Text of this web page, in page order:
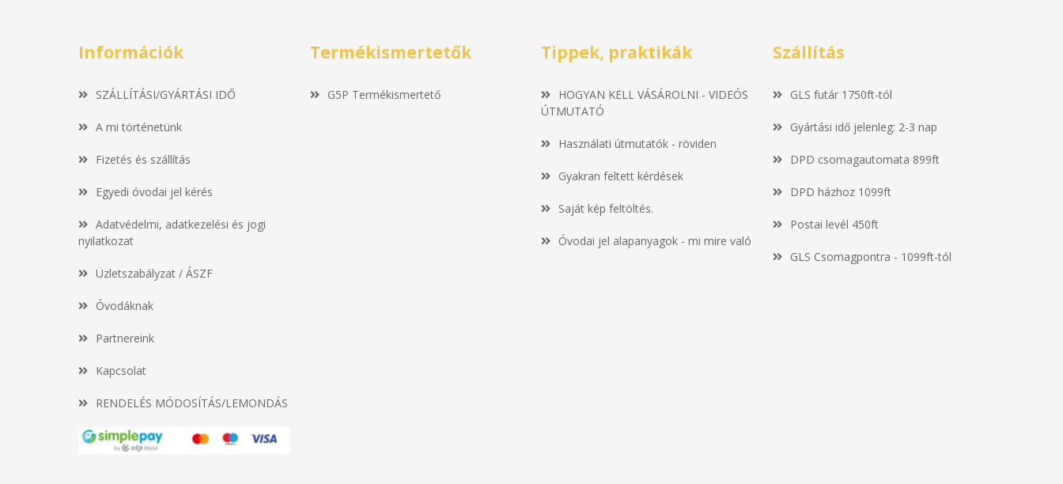
Információk
SZÁLLÍTÁSI/GYÁRTÁSI IDŐ
A mi történetünk
Fizetés és szállítás
Egyedi óvodai jel kérés
Adatvédelmi, adatkezelési és jogi
nyilatkozat
Üzletszabályzat / ÁSZF
Óvodáknak
Partnereink
Kapcsolat
RENDELÉS MÓDOSÍTÁS/LEMONDÁS
Termékismertetők
G5P Termékismertető
Tippek, praktikák
HOGYAN KELL VÁSÁROLNI - VIDEÓS
ÚTMUTATÓ
Használati útmutatók - röviden
Gyakran feltett kérdések
Saját kép feltöltés.
Óvodai jel alapanyagok - mi mire való
Szállítás
GLS futár 1750ft-tól
Gyártási idő jelenleg: 2-3 nap
DPD csomagautomata 899ft
DPD házhoz 1099ft
Postai levél 450ft
GLS Csomagpontra - 1099ft-tól